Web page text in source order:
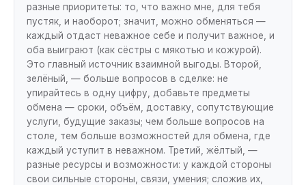
разные приоритеты: то, что важно мне, для тебя
пустяк, и наоборот; значит, можно обменяться —
каждый отдаст неважное себе и получит важное, и
оба выиграют (как сёстры с мякотью и кожурой).
Это главный источник взаимной выгоды. Второй,
зелёный, — больше вопросов в сделке: не
упирайтесь в одну цифру, добавьте предметы
обмена — сроки, объём, доставку, сопутствующие
услуги, будущие заказы; чем больше вопросов на
столе, тем больше возможностей для обмена, где
каждый уступит в неважном. Третий, жёлтый, —
разные ресурсы и возможности: у каждой стороны
свои сильные стороны, связи, умения; сложив их,